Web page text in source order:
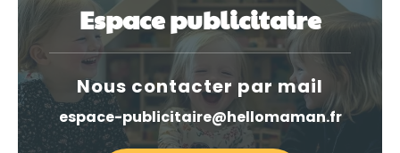
Espace publicitaire
Nous contacter par mail
espace-publicitaire@hellomaman.fr